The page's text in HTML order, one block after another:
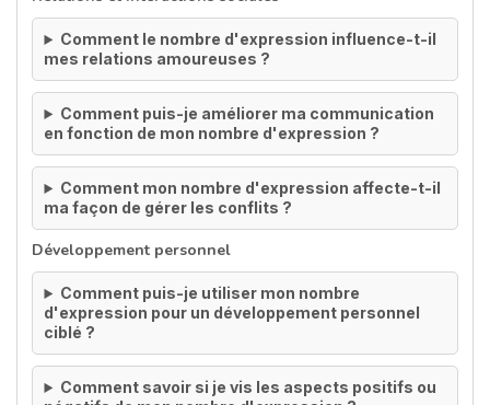
Comment le nombre d'expression influence-t-il
mes relations amoureuses ?
Comment puis-je améliorer ma communication
en fonction de mon nombre d'expression ?
Comment mon nombre d'expression affecte-t-il
ma façon de gérer les conflits ?
Développement personnel
Comment puis-je utiliser mon nombre
d'expression pour un développement personnel
ciblé ?
Comment savoir si je vis les aspects positifs ou